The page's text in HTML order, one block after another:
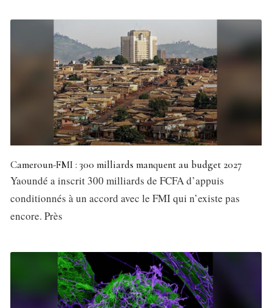
Cameroun-FMI : 300 milliards manquent au budget 2027
Yaoundé a inscrit 300 milliards de FCFA d’appuis
conditionnés à un accord avec le FMI qui n’existe pas
encore. Près